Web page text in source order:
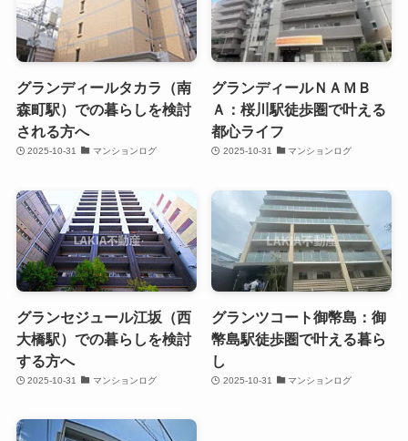
グランディールタカラ（南
森町駅）での暮らしを検討
される方へ
2025-10-31 マンションログ
グランディールＮＡＭＢ
Ａ：桜川駅徒歩圏で叶える
都心ライフ
2025-10-31 マンションログ
グランセジュール江坂（西
大橋駅）での暮らしを検討
する方へ
2025-10-31 マンションログ
グランツコート御幣島：御
幣島駅徒歩圏で叶える暮ら
し
2025-10-31 マンションログ